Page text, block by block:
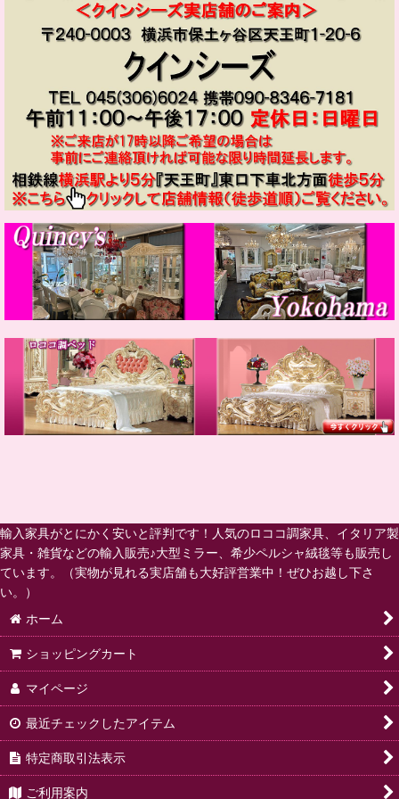
輸入家具がとにかく安いと評判です！人気のロココ調家具、イタリア製
家具・雑貨などの輸入販売♪大型ミラー、希少ペルシャ絨毯等も販売し
ています。（実物が見れる実店舗も大好評営業中！ぜひお越し下さ
い。）
ホーム
ショッピングカート
マイページ
最近チェックしたアイテム
特定商取引法表示
ご利用案内